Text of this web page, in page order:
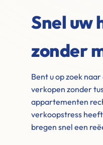
Snel uw
zonder
Bent u op zoek
verkopen zonder
appartementen
verkoopstress
bregen snel een